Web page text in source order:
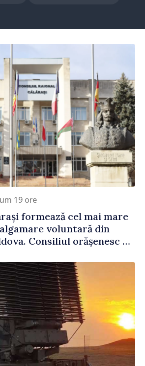
19 ore
formează cel mai mare
voluntară din
Consiliul orășenesc a